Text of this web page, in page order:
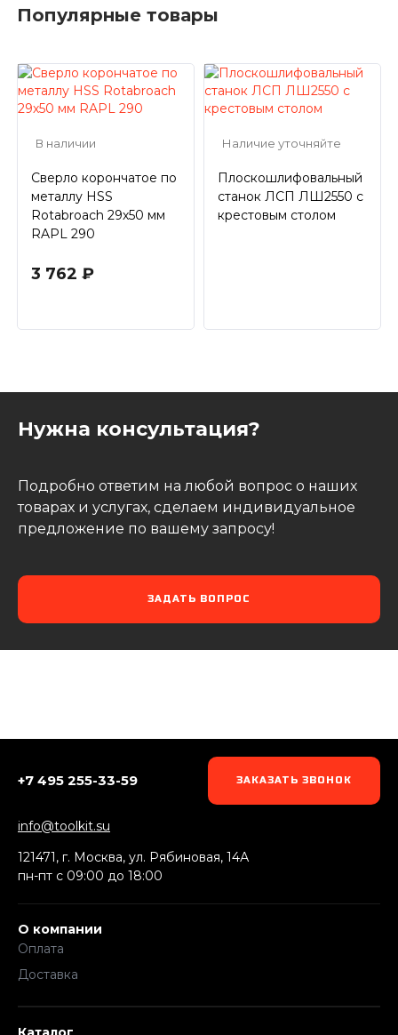
Популярные товары
В наличии
Сверло корончатое по
металлу HSS
Rotabroach 29х50 мм
RAPL 290
3 762 ₽
Наличие уточняйте
Плоскошлифовальный
станок ЛСП ЛШ2550 с
крестовым столом
Нужна консультация?
Подробно ответим на любой вопрос о наших
товарах и услугах, сделаем индивидуальное
предложение по вашему запросу!
ЗАДАТЬ ВОПРОС
+7 495 255-33-59 ЗАКАЗАТЬ ЗВОНОК
info@toolkit.su
121471, г. Москва, ул. Рябиновая, 14А
пн-пт c 09:00 до 18:00
О компании
Оплата
Доставка